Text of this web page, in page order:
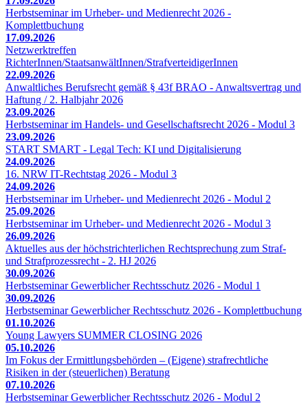
Herbstseminar im Urheber- und Medienrecht 2026 -
Komplettbuchung
17.09.2026
Netzwerktreffen
RichterInnen/StaatsanwältInnen/StrafverteidigerInnen
22.09.2026
Anwaltliches Berufsrecht gemäß § 43f BRAO - Anwaltsvertrag und
Haftung / 2. Halbjahr 2026
23.09.2026
Herbstseminar im Handels- und Gesellschaftsrecht 2026 - Modul 3
23.09.2026
START SMART - Legal Tech: KI und Digitalisierung
24.09.2026
16. NRW IT-Rechtstag 2026 - Modul 3
24.09.2026
Herbstseminar im Urheber- und Medienrecht 2026 - Modul 2
25.09.2026
Herbstseminar im Urheber- und Medienrecht 2026 - Modul 3
26.09.2026
Aktuelles aus der höchstrichterlichen Rechtsprechung zum Straf-
und Strafprozessrecht - 2. HJ 2026
30.09.2026
Herbstseminar Gewerblicher Rechtsschutz 2026 - Modul 1
30.09.2026
Herbstseminar Gewerblicher Rechtsschutz 2026 - Komplettbuchung
01.10.2026
Young Lawyers SUMMER CLOSING 2026
05.10.2026
Im Fokus der Ermittlungsbehörden – (Eigene) strafrechtliche
Risiken in der (steuerlichen) Beratung
07.10.2026
Herbstseminar Gewerblicher Rechtsschutz 2026 - Modul 2